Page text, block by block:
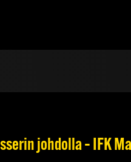
johdolla – IFK